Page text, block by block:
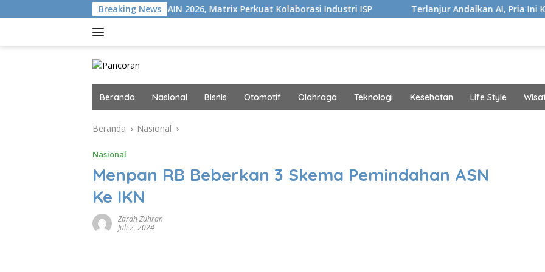
ke
Breaking News
Gelar MAIN 2026, Matrix Perkuat Kolaborasi Industri ISP Terlanjur Andalkan AI, Pria Ini Kaget Idap
Beranda Nasional Bisnis Otomotif Olahraga Teknologi Kesehatan Life Style
Beranda Nasional
Nasional
Menpan RB Beberkan 3 Skema Pemindahan ASN
Ke IKN
Zarah Zuhran
Juli 2, 2024